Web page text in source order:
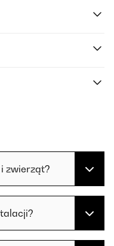
zwierząt?